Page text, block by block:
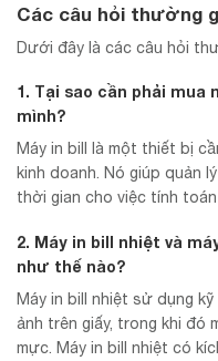
Các câu hỏi thường
Dưới đây là các câu hỏi
1. Tại sao cần phải mua
mình?
Máy in bill là một thiết bị
kinh doanh. Nó giúp quản
thời gian cho việc tính
2. Máy in bill nhiệt và
như thế nào?
Máy in bill nhiệt sử dụng
ảnh trên giấy, trong khi đó
mực. Máy in bill nhiệt có